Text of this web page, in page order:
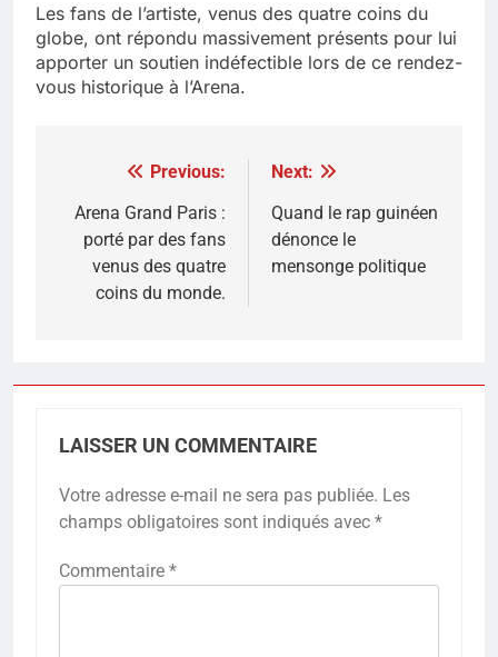
Les fans de l’artiste, venus des quatre coins du
globe, ont répondu massivement présents pour lui
apporter un soutien indéfectible lors de ce rendez-
vous historique à l’Arena.
Navigation
de
l’article
Previous:
Arena Grand Paris :
porté par des fans
venus des quatre
coins du monde.
Next:
Quand le rap guinéen
dénonce le
mensonge politique
LAISSER UN COMMENTAIRE
Votre adresse e-mail ne sera pas publiée. Les
champs obligatoires sont indiqués avec *
Commentaire *